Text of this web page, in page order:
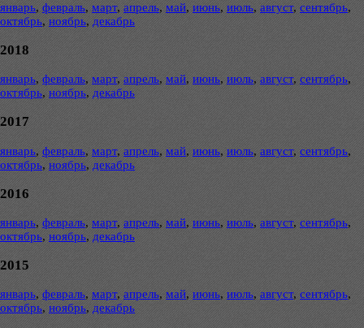
январь, февраль, март, апрель, май, июнь, июль, август, сентябрь,
октябрь, ноябрь, декабрь
2018
январь, февраль, март, апрель, май, июнь, июль, август, сентябрь,
октябрь, ноябрь, декабрь
2017
январь, февраль, март, апрель, май, июнь, июль, август, сентябрь,
октябрь, ноябрь, декабрь
2016
январь, февраль, март, апрель, май, июнь, июль, август, сентябрь,
октябрь, ноябрь, декабрь
2015
январь, февраль, март, апрель, май, июнь, июль, август, сентябрь,
октябрь, ноябрь, декабрь